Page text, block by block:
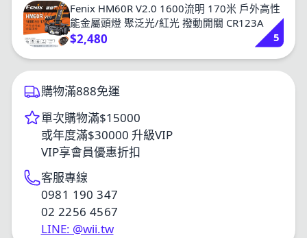
Fenix HM60R V2.0 1600流明 170米 戶外高性
能金屬頭燈 聚泛光/紅光 撥動開關 CR123A
$2,480 5
購物滿888免運
單次購物滿$15000
或年度滿$30000 升級VIP
VIP享會員優惠折扣
客服專線
0981 190 347
02 2256 4567
LINE: @wii.tw